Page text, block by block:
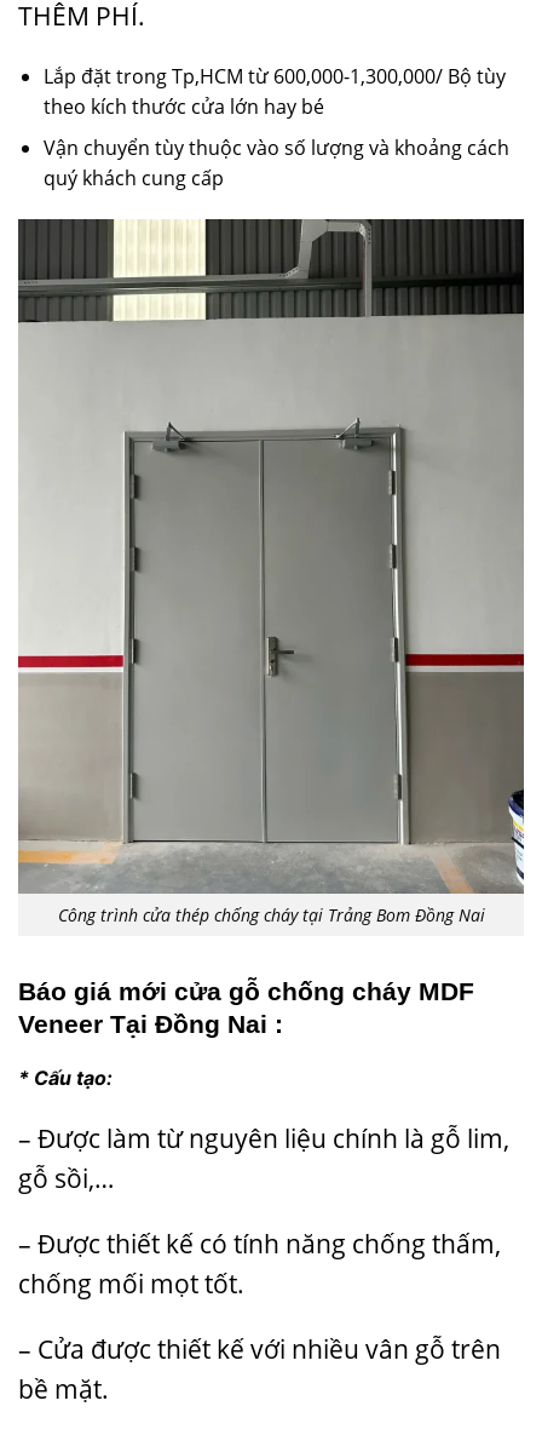
THÊM PHÍ.
Lắp đặt trong Tp,HCM từ 600,000-1,300,000/ Bộ tùy
theo kích thước cửa lớn hay bé
Vận chuyển tùy thuộc vào số lượng và khoảng cách
quý khách cung cấp
Công trình cửa thép chống cháy tại Trảng Bom Đồng Nai
Báo giá mới cửa gỗ chống cháy MDF
Veneer Tại Đồng Nai :
* Cấu tạo:
– Được làm từ nguyên liệu chính là gỗ lim,
gỗ sồi,…
– Được thiết kế có tính năng chống thấm,
chống mối mọt tốt.
– Cửa được thiết kế với nhiều vân gỗ trên
bề mặt.